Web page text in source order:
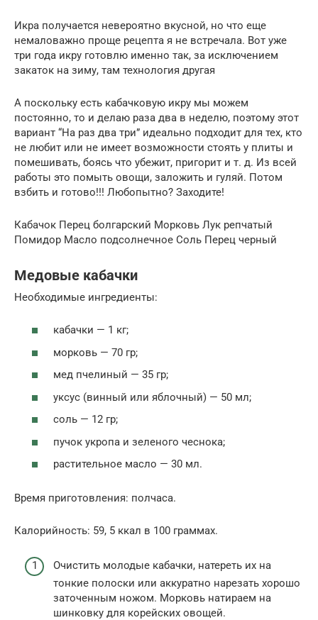
Икра получается невероятно вкусной, но что еще
немаловажно проще рецепта я не встречала. Вот уже
три года икру готовлю именно так, за исключением
закаток на зиму, там технология другая
А поскольку есть кабачковую икру мы можем
постоянно, то и делаю раза два в неделю, поэтому этот
вариант “На раз два три” идеально подходит для тех, кто
не любит или не имеет возможности стоять у плиты и
помешивать, боясь что убежит, пригорит и т. д. Из всей
работы это помыть овощи, заложить и гуляй. Потом
взбить и готово!!! Любопытно? Заходите!
Кабачок Перец болгарский Морковь Лук репчатый
Помидор Масло подсолнечное Соль Перец черный
Медовые кабачки
Необходимые ингредиенты:
кабачки — 1 кг;
морковь — 70 гр;
мед пчелиный — 35 гр;
уксус (винный или яблочный) — 50 мл;
соль — 12 гр;
пучок укропа и зеленого чеснока;
растительное масло — 30 мл.
Время приготовления: полчаса.
Калорийность: 59, 5 ккал в 100 граммах.
Очистить молодые кабачки, натереть их на
тонкие полоски или аккуратно нарезать хорошо
заточенным ножом. Морковь натираем на
шинковку для корейских овощей.